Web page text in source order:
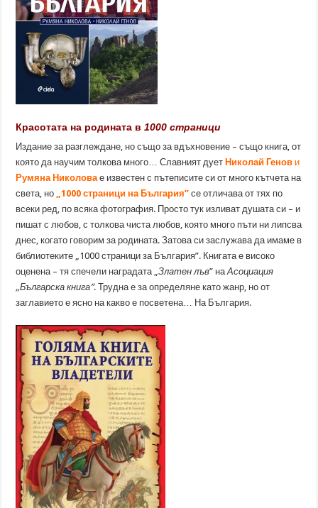
Красотата на родината в1000 страници
Издание за разглеждане, но също за вдъхновение – също книга, от
която да научим толкова много… Славният дует Николай Генов и
Румяна Николовае известен с пътеписите си от много кътчета на
света, но „1000 страници на България” се отличава от тях по
всеки ред, по всяка фотография. Просто тук изливат душата си – и
пишат с любов, с толкова чиста любов, която много пъти ни липсва
днес, когато говорим за родината. Затова си заслужава да имаме в
библиотеките „1000 страници за България”. Книгата е високо
оценена – тя спечели наградата „Златен лъв” наАсоциация
„Българска книга”. Трудна е за определяне като жанр, но от
заглавието е ясно на какво е посветена… На България.